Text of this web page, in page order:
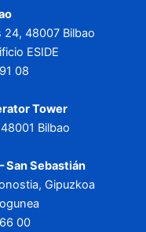
24, 48007 Bilbao
ESIDE
08
Tower
Bilbao
San Sebastián
Gipuzkoa
00